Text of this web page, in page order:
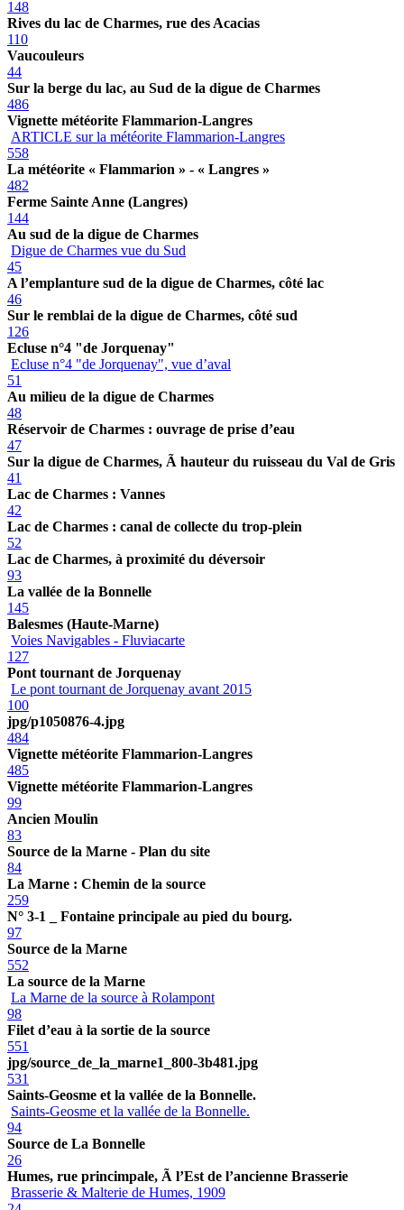
148
Rives du lac de Charmes, rue des Acacias
110
Vaucouleurs
44
Sur la berge du lac, au Sud de la digue de Charmes
486
Vignette météorite Flammarion-Langres
ARTICLE sur la météorite Flammarion-Langres
558
La météorite « Flammarion » - « Langres »
482
Ferme Sainte Anne (Langres)
144
Au sud de la digue de Charmes
Digue de Charmes vue du Sud
45
A l’emplanture sud de la digue de Charmes, côté lac
46
Sur le remblai de la digue de Charmes, côté sud
126
Ecluse n°4 "de Jorquenay"
Ecluse n°4 "de Jorquenay", vue d’aval
51
Au milieu de la digue de Charmes
48
Réservoir de Charmes : ouvrage de prise d’eau
47
Sur la digue de Charmes, Ã hauteur du ruisseau du Val de Gris
41
Lac de Charmes : Vannes
42
Lac de Charmes : canal de collecte du trop-plein
52
Lac de Charmes, à proximité du déversoir
93
La vallée de la Bonnelle
145
Balesmes (Haute-Marne)
Voies Navigables - Fluviacarte
127
Pont tournant de Jorquenay
Le pont tournant de Jorquenay avant 2015
100
jpg/p1050876-4.jpg
484
Vignette météorite Flammarion-Langres
485
Vignette météorite Flammarion-Langres
99
Ancien Moulin
83
Source de la Marne - Plan du site
84
La Marne : Chemin de la source
259
N° 3-1 _ Fontaine principale au pied du bourg.
97
Source de la Marne
552
La source de la Marne
La Marne de la source à Rolampont
98
Filet d’eau à la sortie de la source
551
jpg/source_de_la_marne1_800-3b481.jpg
531
Saints-Geosme et la vallée de la Bonnelle.
Saints-Geosme et la vallée de la Bonnelle.
94
Source de La Bonnelle
26
Humes, rue princimpale, Ã l’Est de l’ancienne Brasserie
Brasserie & Malterie de Humes, 1909